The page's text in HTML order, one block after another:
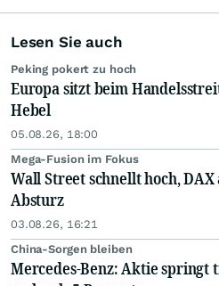
Lesen Sie auch
Peking pokert zu hoch
Europa sitzt beim
Hebel
05.08.26, 18:00
Mega-Fusion im Fokus
Wall Street schnellt hoch,
Absturz
03.08.26, 16:21
China-Sorgen bleiben
Mercedes-Benz: Aktie springt